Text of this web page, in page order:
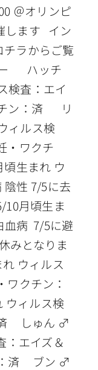
＠オリンピ
します イン
チラからご覧
ハッチ
検査：エイ
チン：済 リ
ィルス検
・ワクチ
生まれ ウ
陰性 7/5に去
月頃生ま
血病 7/5に避
みとなりま
ウィルス
クチン：
ィルス検
済 しゅん ♂
：エイズ＆
：済 ブン ♂